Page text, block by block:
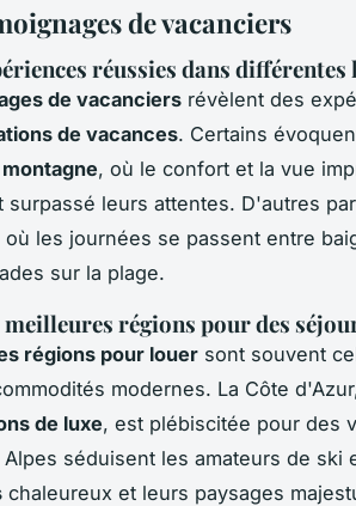
de vacanciers
réussies dans
de vacanciers révèlent des
de vacances. Certains
, où le confort et la vue
leurs attentes. D'autres
où les journées se passent entre
sur la plage.
meilleures régions pour des
régions pour louer sont souvent
modernes. La Côte
de luxe, est plébiscitée pour des
Alpes séduisent les amateurs de ski
chaleureux et leurs paysages